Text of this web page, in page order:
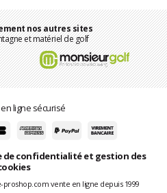
nos autres sites
et matériel de golf
ligne sécurisé
de confidentialité et gestion des
proshop.com vente en ligne depuis 1999